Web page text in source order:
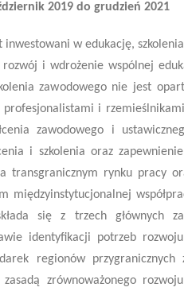
2019 do grudzień 2021
w edukację,
rozwój i wdrożenie wspólnej
zawodowego nie jest
i
zawodowego i
i szkolenia oraz
transgranicznym rynku pracy
międzyinstytucjonalnej
się z trzech głównych
identyfikacji potrzeb
regionów
zrównoważonego